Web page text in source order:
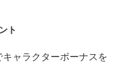
ト
ャラクターボーナスを